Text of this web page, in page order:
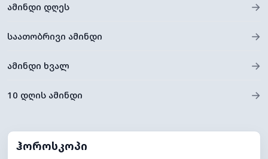
ნამის წერტილი
ხილვადობა
ამინდი დღეს →
საათობრივი ამინდი →
ამინდი ხვალ →
10 დღის ამინდი →
ჰოროსკოპი